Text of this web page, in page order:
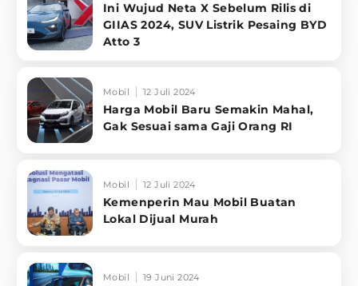
Ini Wujud Neta X Sebelum Rilis di
GIIAS 2024, SUV Listrik Pesaing BYD
Atto 3
Mobil 12 Juli 2024
Harga Mobil Baru Semakin Mahal,
Gak Sesuai sama Gaji Orang RI
Mobil 12 Juli 2024
Kemenperin Mau Mobil Buatan
Lokal Dijual Murah
Mobil 19 Juni 2024